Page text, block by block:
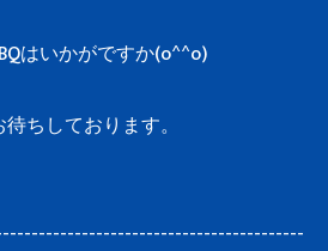
はいかがですか(o^^o)
ちしております。